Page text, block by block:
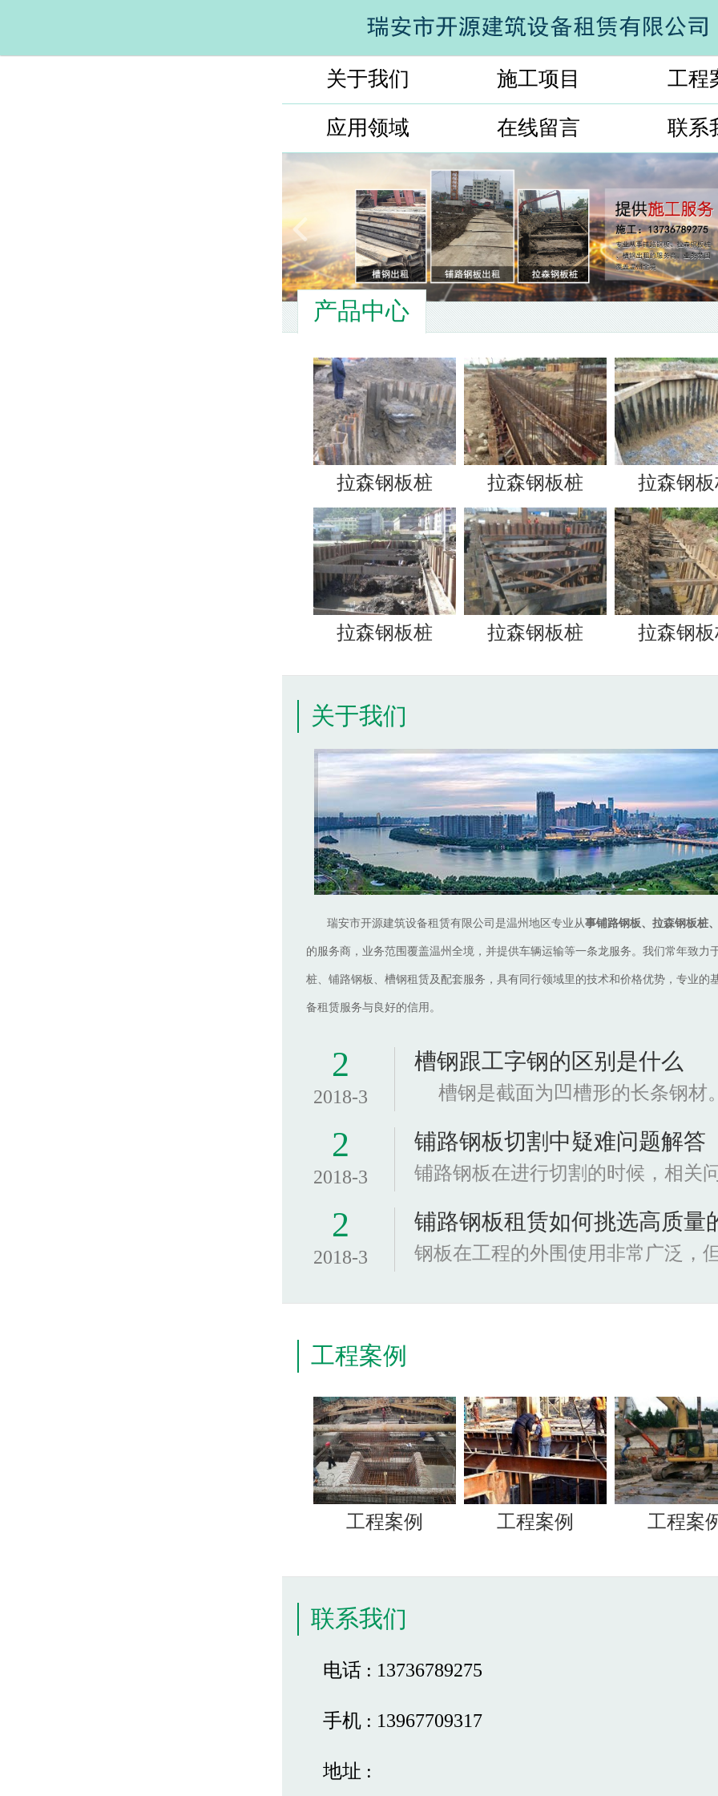
关于我们 施工项目 工程
应用领域 在线留言 联系
产品中心
拉森钢板桩 拉森钢板桩 拉森钢
拉森钢板桩 拉森钢板桩 拉森钢
关于我们
瑞安市开源建筑设备租赁有限公司是温州地区专业从事铺路钢板、拉森钢板桩
的服务商，业务范围覆盖温州全境，并提供车辆运输等一条龙服务。我们常年致力
桩、铺路钢板、槽钢租赁及配套服务，具有同行领域里的技术和价格优势，专业的
备租赁服务与良好的信用。
2
2018-3
槽钢跟工字钢的区别是什么
2
2018-3
铺路钢板切割中疑难问题解答
2
2018-3
铺路钢板租赁如何挑选高质量
工程案例
工程案例 工程案例 工程案
联系我们
电话 : 13736789275
手机 : 13967709317
地址 :